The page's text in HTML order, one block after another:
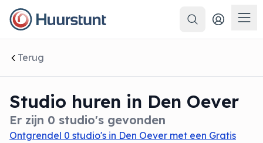
Zoeken
Terug
Studio huren in Den Oever
Er zijn 0 studio's gevonden
Ontgrendel 0 studio's in Den Oever met een Gratis
sluiten